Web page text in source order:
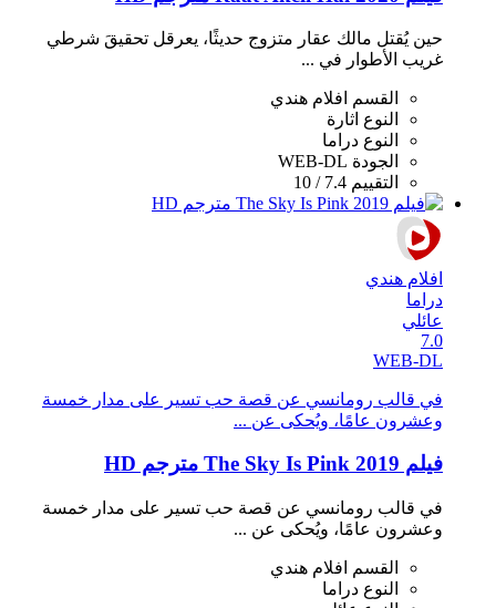
حين يُقتل مالك عقار متزوج حديثًا، يعرقل تحقيقَ شرطي
غريب الأطوار في ...
القسم افلام هندي
النوع اثارة
النوع دراما
الجودة WEB-DL
التقييم 7.4 / 10
افلام هندي
دراما
عائلي
7.0
WEB-DL
في قالب رومانسي عن قصة حب تسير على مدار خمسة
وعشرون عامًا، ويُحكى عن ...
فيلم The Sky Is Pink 2019 مترجم HD
في قالب رومانسي عن قصة حب تسير على مدار خمسة
وعشرون عامًا، ويُحكى عن ...
القسم
افلام هندي
النوع دراما